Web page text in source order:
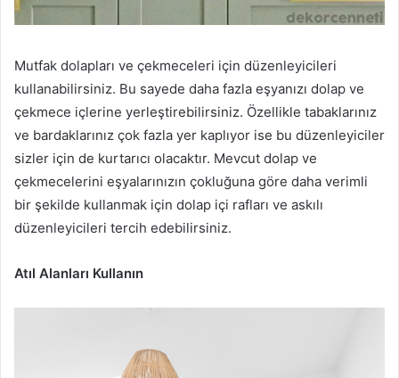
Mutfak dolapları ve çekmeceleri için düzenleyicileri
kullanabilirsiniz. Bu sayede daha fazla eşyanızı dolap ve
çekmece içlerine yerleştirebilirsiniz. Özellikle tabaklarınız
ve bardaklarınız çok fazla yer kaplıyor ise bu düzenleyiciler
sizler için de kurtarıcı olacaktır. Mevcut dolap ve
çekmecelerini eşyalarınızın çokluğuna göre daha verimli
bir şekilde kullanmak için dolap içi rafları ve askılı
düzenleyicileri tercih edebilirsiniz.
Atıl Alanları Kullanın